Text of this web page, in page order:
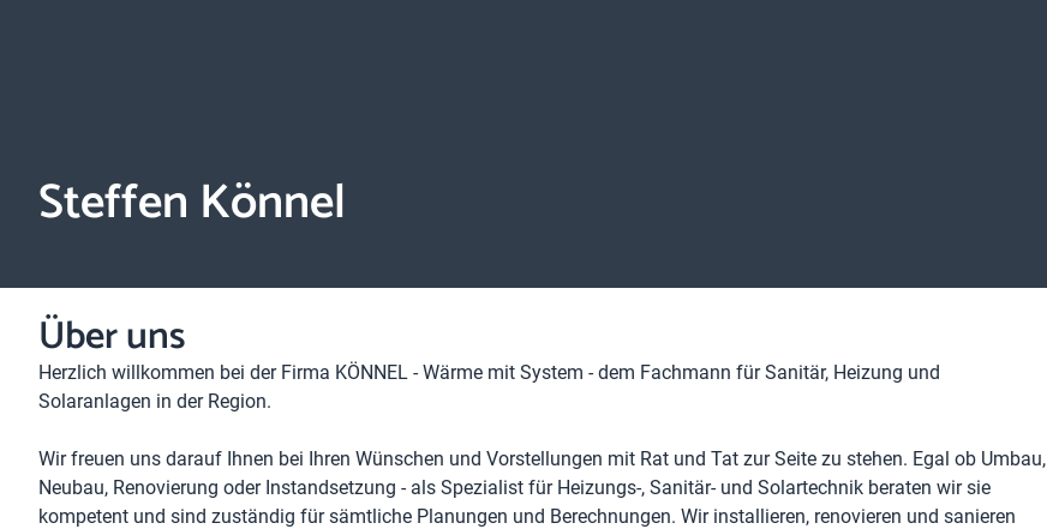
Steffen Könnel
Über uns
Herzlich willkommen bei der Firma KÖNNEL - Wärme mit System - dem Fachmann für Sanitär, Heizung und
Solaranlagen in der Region.
Wir freuen uns darauf Ihnen bei Ihren Wünschen und Vorstellungen mit Rat und Tat zur Seite zu stehen. Egal ob Umbau,
Neubau, Renovierung oder Instandsetzung - als Spezialist für Heizungs-, Sanitär- und Solartechnik beraten wir sie
kompetent und sind zuständig für sämtliche Planungen und Berechnungen. Wir installieren, renovieren und sanieren